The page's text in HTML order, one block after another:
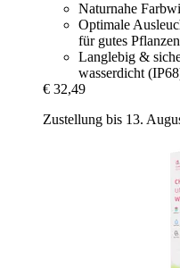
Naturnahe
Optimale
für gutes
Langlebig &
wasserdicht
€ 32,49
Zustellung bis 13.